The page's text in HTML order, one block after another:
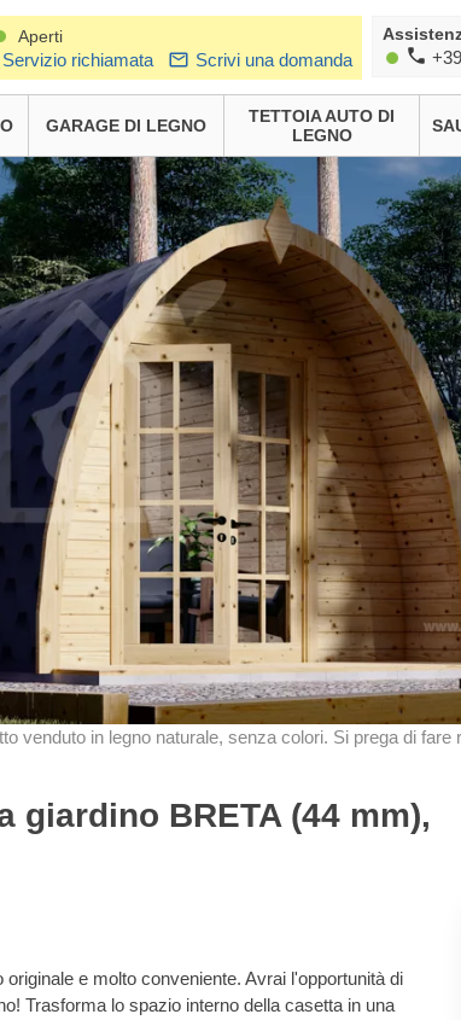
Aperti
Servizio richiamata Scrivi una domanda
GARAGE DI LEGNO
TETTOIA AUTO DI
LEGNO
venduto in legno naturale, senza colori. Si prega di
giardino BRETA (44 mm),
e molto conveniente. Avrai l'opportunità di
Trasforma lo spazio interno della casetta in una